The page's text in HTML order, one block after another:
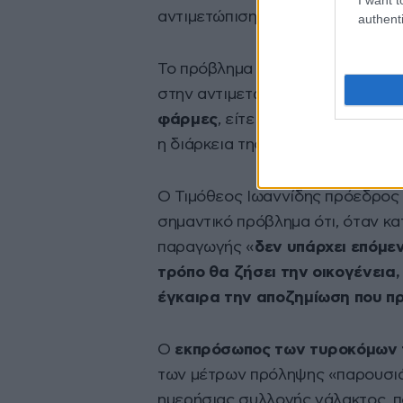
αντιμετώπισης του
Το πρόβλημα της ευλογιάς,
στην αντιμετώπισή του αφού
ο
φάρμες, είτε από την
η διάρκεια της ζωή του είναι
Ο Τιμόθεος Ιωαννίδης
σημαντικό πρόβλημα ότι, όταν
παραγωγής «δεν υπάρχει
τρόπο θα ζήσει την
έγκαιρα την αποζημίωση που
Ο εκπρόσωπος των τυροκόμων
των μέτρων πρόληψης